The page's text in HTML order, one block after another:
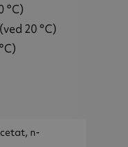
°C)
20 °C)
n-